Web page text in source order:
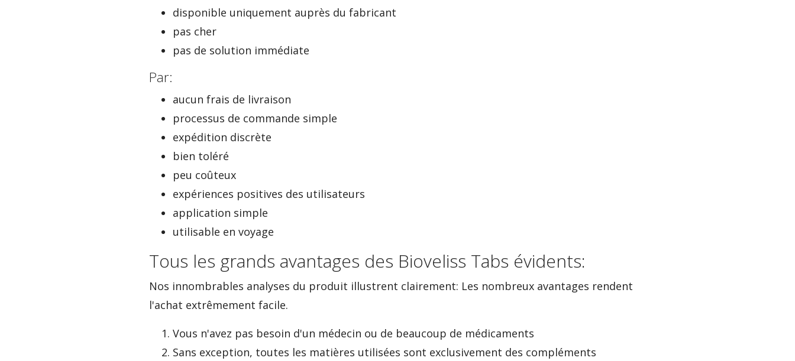
disponible uniquement auprès du fabricant
pas cher
pas de solution immédiate
Par:
aucun frais de livraison
processus de commande simple
expédition discrète
bien toléré
peu coûteux
expériences positives des utilisateurs
application simple
utilisable en voyage
Tous les grands avantages des Bioveliss Tabs évidents:
Nos innombrables analyses du produit illustrent clairement: Les nombreux avantages rendent
l'achat extrêmement facile.
Vous n'avez pas besoin d'un médecin ou de beaucoup de médicaments
Sans exception, toutes les matières utilisées sont exclusivement des compléments